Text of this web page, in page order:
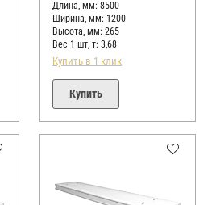
Длина, мм: 8500
Ширина, мм: 1200
Высота, мм: 265
Вес 1 шт, т: 3,68
Купить в 1 клик
Купить